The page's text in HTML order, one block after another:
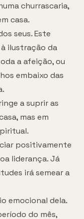
churrascaria,
casa.
seus. Este
ilustração da
a afeição, ou
embaixo das
a suprir as
mas em
positivamente
liderança. Já
irá semear a
emocional dela.
do mês,